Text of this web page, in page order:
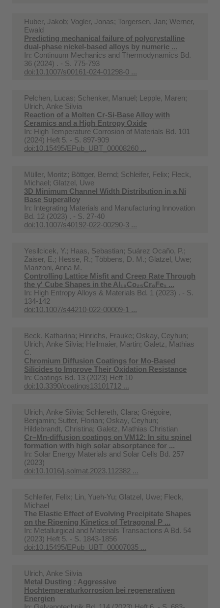
Huber, Jakob; Vogler, Jonas; Torgersen, Jan; Werner,
Ewald
Predicting mechanical failure of polycrystalline
dual-phase nickel-based alloys by numeric ...
In: Continuum Mechanics and Thermodynamics Bd.
36 (2024) . - S. 775-793
doi:10.1007/s00161-024-01298-0 ...
Pelchen, Lucas; Schenker, Manuel; Lepple, Maren;
Ulrich, Anke Silvia
Reaction of a Molten Cr-Si-Base Alloy with
Ceramics and a High Entropy Oxide
In: High Temperature Corrosion of Materials Bd. 101
(2024) Heft 5. - S. 897-909
doi:10.15495/EPub_UBT_00008260 ...
Müller, Moritz; Böttger, Bernd; Schleifer, Felix; Fleck,
Michael; Glatzel, Uwe
3D Minimum Channel Width Distribution in a Ni
Base Superalloy
In: Integrating Materials and Manufacturing Innovation
Bd. 12 (2023) . - S. 27-40
doi:10.1007/s40192-022-00290-3 ...
Yesilcicek, Y.; Haas, Sebastian; Suárez Ocaño, P.;
Zaiser, E.; Hesse, R.; Többens, D. M.; Glatzel, Uwe;
Manzoni, Anna M.
Controlling Lattice Misfit and Creep Rate Through
the γ' Cube Shapes in the Al₁₀Co₂₅Cr₈Fe₁ ...
In: High Entropy Alloys & Materials Bd. 1 (2023) . - S.
134-142
doi:10.1007/s44210-022-00009-1 ...
Beck, Katharina; Hinrichs, Frauke; Oskay, Ceyhun;
Ulrich, Anke Silvia; Heilmaier, Martin; Galetz, Mathias
C.
Chromium Diffusion Coatings for Mo-Based
Silicides to Improve Their Oxidation Resistance
In: Coatings Bd. 13 (2023) Heft 10
doi:10.3390/coatings13101712 ...
Ulrich, Anke Silvia; Schlereth, Clara; Grégoire,
Benjamin; Sutter, Florian; Oskay, Ceyhun;
Hildebrandt, Christina; Galetz, Mathias Christian
Cr–Mn-diffusion coatings on VM12: In situ spinel
formation with high solar absorptance for ...
In: Solar Energy Materials and Solar Cells Bd. 257
(2023)
doi:10.1016/j.solmat.2023.112382 ...
Schleifer, Felix; Lin, Yueh-Yu; Glatzel, Uwe; Fleck,
Michael
The Elastic Effect of Evolving Precipitate Shapes
on the Ripening Kinetics of Tetragonal P ...
In: Metallurgical and Materials Transactions A Bd. 54
(2023) Heft 5. - S. 1843-1856
doi:10.15495/EPub_UBT_00007035 ...
Ulrich, Anke Silvia
Metal Dusting : Aggressive
Hochtemperaturkorrosion bei regenerativen
Energien